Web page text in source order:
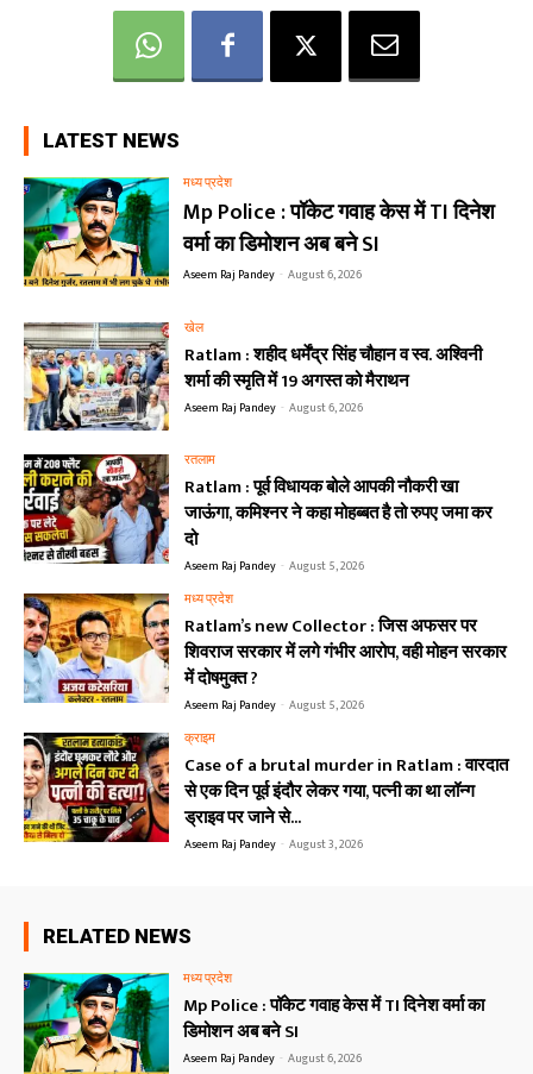
LATEST NEWS
मध्य प्रदेश
Mp Police : पॉकेट गवाह केस में TI दिनेश
वर्मा का डिमोशन अब बने SI
Aseem Raj Pandey - August 6, 2026
खेल
Ratlam : शहीद धर्मेंद्र सिंह चौहान व स्व. अश्विनी
शर्मा की स्मृति में 19 अगस्त को मैराथन
Aseem Raj Pandey - August 6, 2026
रतलाम
Ratlam : पूर्व विधायक बोले आपकी नौकरी खा
जाऊंगा, कमिश्नर ने कहा मोहब्बत है तो रुपए जमा कर
दो
Aseem Raj Pandey - August 5, 2026
मध्य प्रदेश
Ratlam’s new Collector : जिस अफसर पर
शिवराज सरकार में लगे गंभीर आरोप, वही मोहन सरकार
में दोषमुक्त ?
Aseem Raj Pandey - August 5, 2026
क्राइम
Case of a brutal murder in Ratlam : वारदात
से एक दिन पूर्व इंदौर लेकर गया, पत्नी का था लॉन्ग
ड्राइव पर जाने से...
Aseem Raj Pandey - August 3, 2026
RELATED NEWS
मध्य प्रदेश
Mp Police : पॉकेट गवाह केस में TI दिनेश वर्मा का
डिमोशन अब बने SI
Aseem Raj Pandey - August 6, 2026